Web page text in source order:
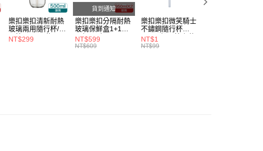
【注意事項】
1.本服務係由「台灣大哥大股份有限公司」（以下簡稱本公司）所提供，讓
用戶於交易時，得透過本服務購買商品或服務，並由商店將買賣／分期付
款買賣價金債權讓與本公司後，依約使用本公司帳單繳交帳款。
2.基於同意付款使用「大哥付你分期」之契約關係目的，商店將以您的個人
每筆NT$120，滿NT$1,000(含以上)免運費
樂扣樂扣清新耐熱
玻璃兩用隨行杯/附
吸管/500ml/綠
(LLG699DGRN)
NT$299
貨到通知
樂扣樂扣分隔耐熱
玻璃保鮮盒1+1絕
配組/長方
形/950ml(LLG445
NT$599
NT$609
樂扣樂扣微笑騎士
不鏽鋼隨行杯
540ml細吸管上蓋
(不含提把及濾網)/
NT$1
NT$99